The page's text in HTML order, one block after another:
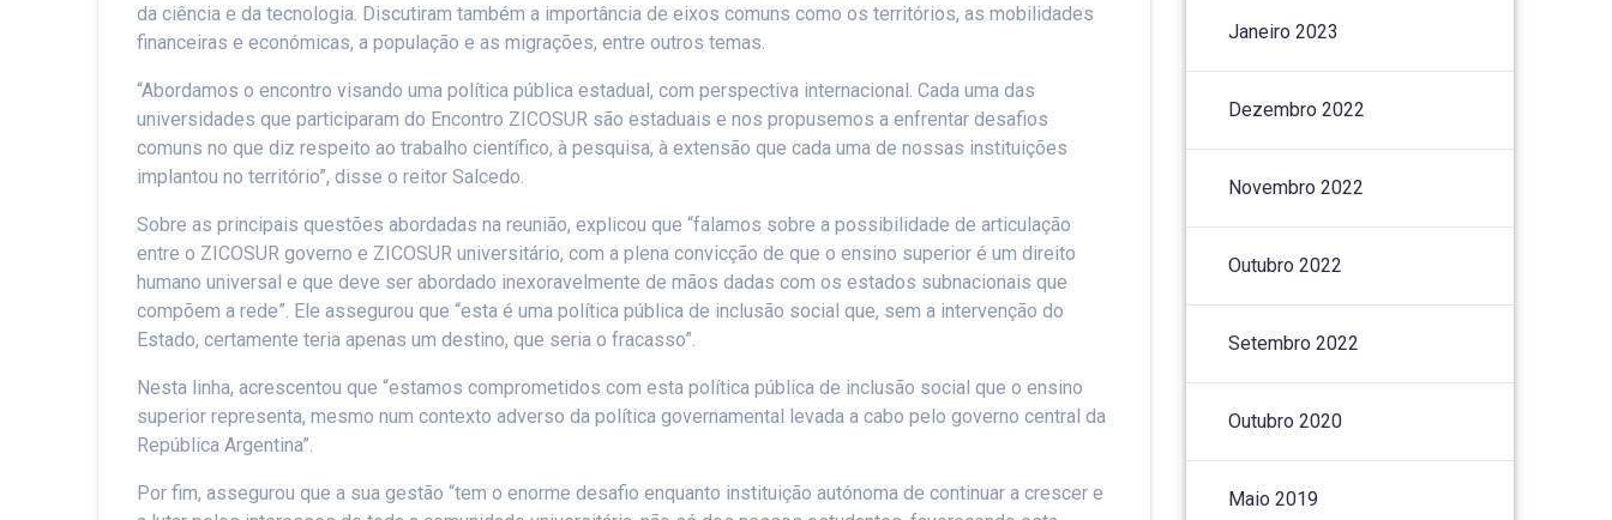
da ciência e da tecnologia. Discutiram também a importância de eixos comuns como os territórios, as mobilidades
financeiras e económicas, a população e as migrações, entre outros temas.
“Abordamos o encontro visando uma política pública estadual, com perspectiva internacional. Cada uma das
universidades que participaram do Encontro ZICOSUR são estaduais e nos propusemos a enfrentar desafios
comuns no que diz respeito ao trabalho científico, à pesquisa, à extensão que cada uma de nossas instituições
implantou no território”, disse o reitor Salcedo.
Sobre as principais questões abordadas na reunião, explicou que “falamos sobre a possibilidade de articulação
entre o ZICOSUR governo e ZICOSUR universitário, com a plena convicção de que o ensino superior é um direito
humano universal e que deve ser abordado inexoravelmente de mãos dadas com os estados subnacionais que
compõem a rede”. Ele assegurou que “esta é uma política pública de inclusão social que, sem a intervenção do
Estado, certamente teria apenas um destino, que seria o fracasso”.
Nesta linha, acrescentou que “estamos comprometidos com esta política pública de inclusão social que o ensino
superior representa, mesmo num contexto adverso da política governamental levada a cabo pelo governo central da
República Argentina”.
Por fim, assegurou que a sua gestão “tem o enorme desafio enquanto instituição autónoma de continuar a crescer e
Janeiro 2023
Dezembro 2022
Novembro 2022
Outubro 2022
Setembro 2022
Outubro 2020
Maio 2019